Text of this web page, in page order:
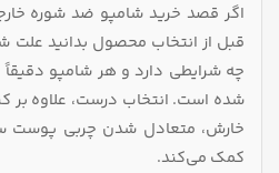
اگر قصد خرید شامپو ضد شوره
قبل از انتخاب محصول بدانید
چه شرایطی دارد و هر شامپو
شده است. انتخاب درست، علاوه بر
خارش، متعادل شدن چربی پوست
کمک می‌کند.